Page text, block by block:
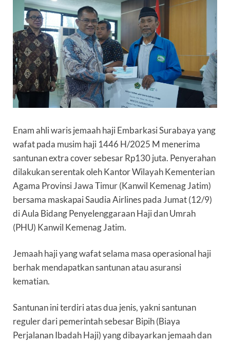
Enam ahli waris jemaah haji Embarkasi Surabaya yang
wafat pada musim haji 1446 H/2025 M menerima
santunan extra cover sebesar Rp130 juta. Penyerahan
dilakukan serentak oleh Kantor Wilayah Kementerian
Agama Provinsi Jawa Timur (Kanwil Kemenag Jatim)
bersama maskapai Saudia Airlines pada Jumat (12/9)
di Aula Bidang Penyelenggaraan Haji dan Umrah
(PHU) Kanwil Kemenag Jatim.
Jemaah haji yang wafat selama masa operasional haji
berhak mendapatkan santunan atau asuransi
kematian.
Santunan ini terdiri atas dua jenis, yakni santunan
reguler dari pemerintah sebesar Bipih (Biaya
Perjalanan Ibadah Haji) yang dibayarkan jemaah dan